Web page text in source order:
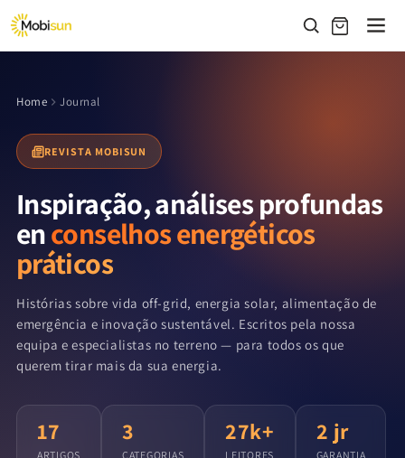
para o
conteúdo
Home Journal
REVISTA MOBISUN
Inspiração, análises profundas
enconselhos energéticos
práticos
Histórias sobre vida off-grid, energia solar, alimentação de
emergência e inovação sustentável. Escritos pela nossa
equipa e especialistas no terreno — para todos os que
querem tirar mais da sua energia.
17
ARTIGOS
3
CATEGORIAS
27k+
LEITORES
2 jr
GARANTIA